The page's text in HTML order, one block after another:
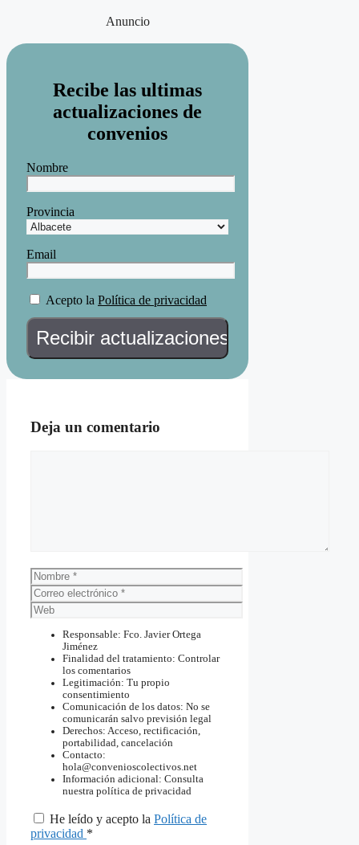
Anuncio
Recibe las ultimas
actualizaciones de
convenios
Nombre
Provincia
Email
Acepto la Política de privacidad
Deja un comentario
Nombre
Correo
electrónico
Web
Responsable: Fco. Javier Ortega
Jiménez
Finalidad del tratamiento: Controlar
los comentarios
Legitimación: Tu propio
consentimiento
Comunicación de los datos: No se
comunicarán salvo previsión legal
Derechos: Acceso, rectificación,
portabilidad, cancelación
Contacto:
hola@convenioscolectivos.net
Información adicional: Consulta
nuestra política de privacidad
He leído y acepto la Política de
privacidad *